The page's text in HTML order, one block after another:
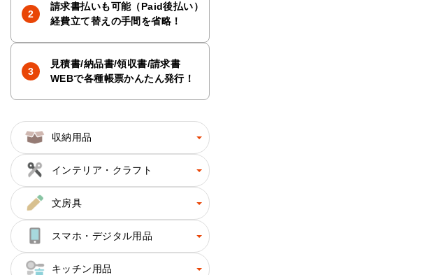
請求書払いも可能（Paid後払い）
経費立て替えの手間を省略！
見積書/納品書/領収書/請求書
WEBで各種帳票かんたん発行！
収納用品
インテリア・クラフト
文房具
スマホ・デジタル用品
キッチン用品